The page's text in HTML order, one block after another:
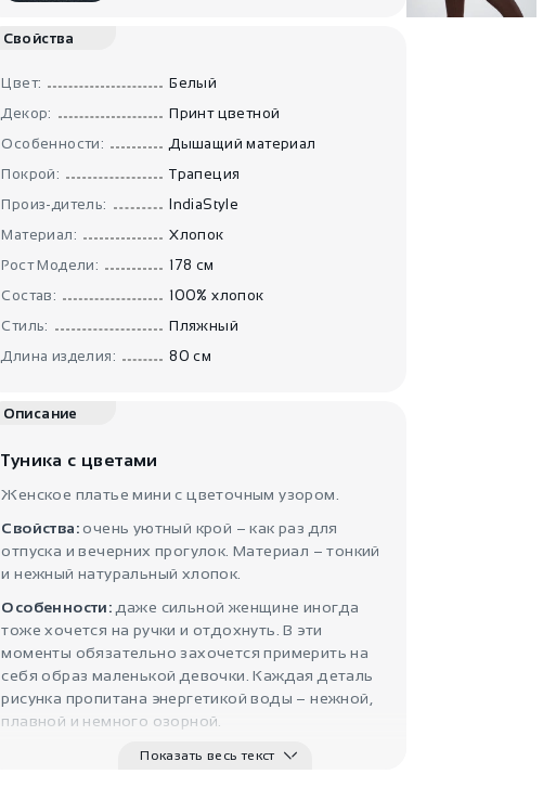
Свойства
Цвет:
Белый
Декор:
Принт цветной
Особенности:
Дышащий материал
Покрой:
Трапеция
Произ-дитель:
IndiaStyle
Материал:
Хлопок
Рост Модели:
178 см
Состав:
100% хлопок
Стиль:
Пляжный
Длина изделия:
80 см
Описание
Туника с цветами
Женское платье мини с цветочным узором.
Свойства:очень уютный крой – как раз для
отпуска и вечерних прогулок. Материал – тонкий
и нежный натуральный хлопок.
Особенности:даже сильной женщине иногда
тоже хочется на ручки и отдохнуть. В эти
моменты обязательно захочется примерить на
себя образ маленькой девочки. Каждая деталь
рисунка пропитана энергетикой воды – нежной,
плавной и немного озорной.
Показать весь текст